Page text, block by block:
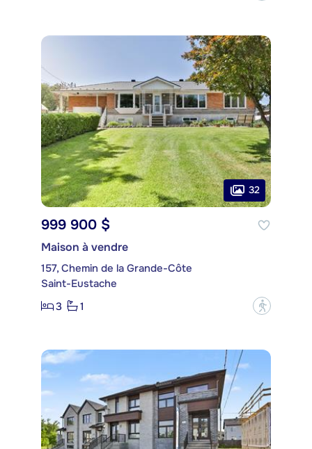
32
999 900 $
Maison à vendre
157, Chemin de la Grande-Côte
Saint-Eustache
3
1 ?